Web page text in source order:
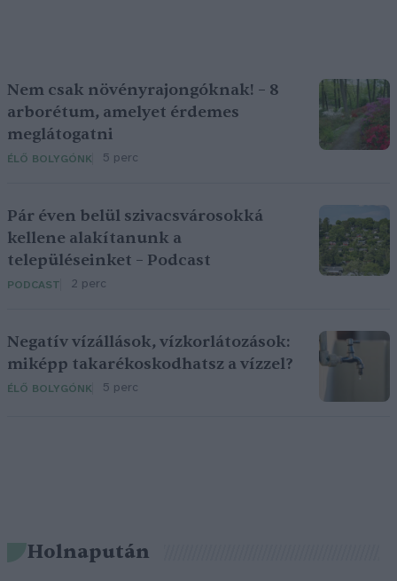
Nem csak növényrajongóknak! – 8
arborétum, amelyet érdemes
meglátogatni
ÉLŐ BOLYGÓNK 5 perc
Pár éven belül szivacsvárosokká
kellene alakítanunk a
településeinket – Podcast
PODCAST 2 perc
Negatív vízállások, vízkorlátozások:
miképp takarékoskodhatsz a vízzel?
ÉLŐ BOLYGÓNK 5 perc
Holnapután